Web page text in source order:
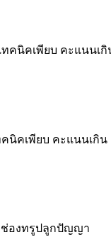
คนิคเพียบ คะแนนเกิ
นิคเพียบ คะแนนเกิน
ช่องทรูปลูกปัญญา